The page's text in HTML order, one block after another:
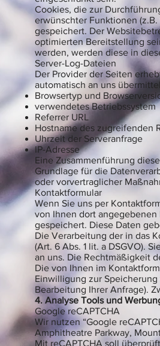
Cookies, die zur
erwünschter Funktionen
gespeichert. Der
optimierten Bereitstellung
werden, werden diese in
Server-Log-Dateien
Der Provider der Seiten
automatisch an uns
Browsertyp und
verwendetes Betriebssystem
Referrer URL
Hostname des zugreifenden
Uhrzeit der Serveranfrage
IP-Adresse
Eine Zusammenführung
Grundlage für die
oder vorvertraglicher
Kontaktformular
Wenn Sie uns per
von Ihnen dort
gespeichert. Diese Daten
Die Verarbeitung der in das
(Art. 6 Abs. 1 lit. a DSGVO).
an uns. Die Rechtmäßigkeit
Die von Ihnen im
Einwilligung zur
Bearbeitung Ihrer Anfrage).
4. Analyse Tools und
Google reCAPTCHA
Wir nutzen “Google
Amphitheatre Parkway,
Mit reCAPTCHA soll